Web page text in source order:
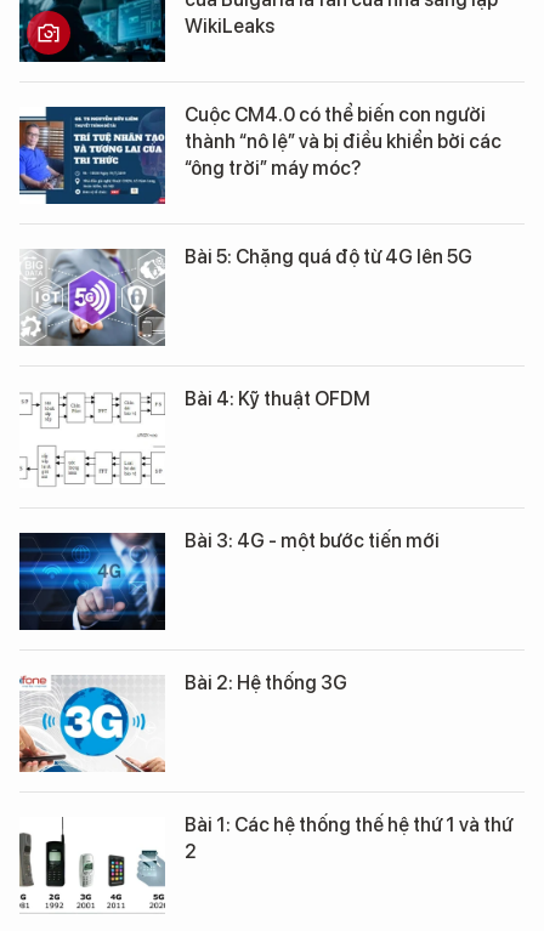
WikiLeaks
Cuộc CM4.0 có thể biến con người
thành “nô lệ” và bị điều khiển bởi các
“ông trời” máy móc?
Bài 5: Chặng quá độ từ 4G lên 5G
Bài 4: Kỹ thuật OFDM
Bài 3: 4G - một bước tiến mới
Bài 2: Hệ thống 3G
Bài 1: Các hệ thống thế hệ thứ 1 và thứ
2